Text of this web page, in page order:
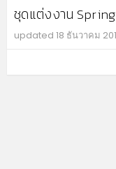
ชุดแต่งงาน Spring
updated 18 ธันวาคม